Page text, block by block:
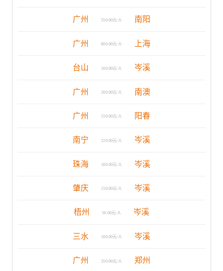
广州 550.00元/人 南阳
广州 800.00元/人 上海
台山 160.00元/人 岑溪
广州 200.00元/人 南澳
广州 150.00元/人 阳春
南宁 220.00元/人 岑溪
珠海 180.00元/人 岑溪
肇庆 150.00元/人 岑溪
梧州 50.00元/人 岑溪
三水 180.00元/人 岑溪
广州 350.00元/人 郑州